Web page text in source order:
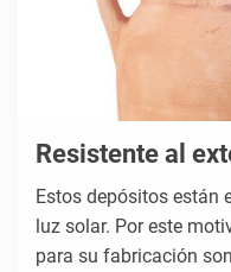
Resistente al
Estos depósitos están
luz solar. Por este
para su fabricación